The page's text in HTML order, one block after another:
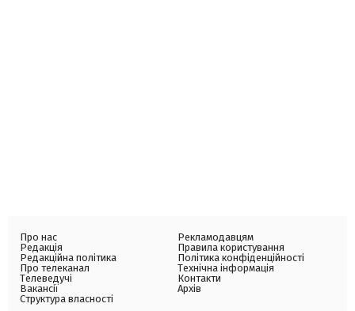
Про нас
Редакція
Редакційна політика
Про телеканал
Телеведучі
Вакансії
Структура власності
Рекламодавцям
Правила користування
Політика конфіденційності
Технічна інформація
Контакти
Архів